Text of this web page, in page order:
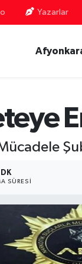
Yazarlar
DK
SÜRESI